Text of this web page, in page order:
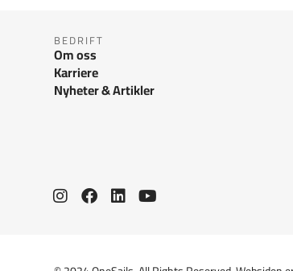
BEDRIFT
Om oss
Karriere
Nyheter & Artikler